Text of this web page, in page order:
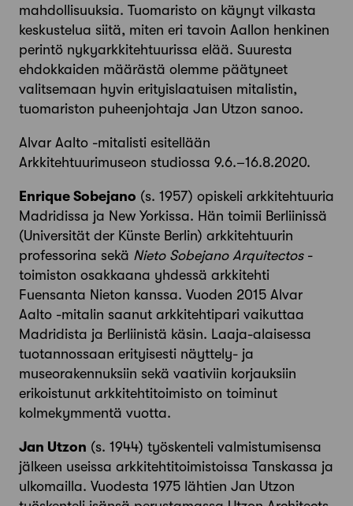
mahdollisuuksia. Tuomaristo on käynyt vilkasta
keskustelua siitä, miten eri tavoin Aallon henkinen
perintö nykyarkkitehtuurissa elää. Suuresta
ehdokkaiden määrästä olemme päätyneet
valitsemaan hyvin erityislaatuisen mitalistin,
tuomariston puheenjohtaja Jan Utzon sanoo.
Alvar Aalto -mitalisti esitellään
Arkkitehtuurimuseon studiossa 9.6.–16.8.2020.
Enrique Sobejano (s. 1957) opiskeli arkkitehtuuria
Madridissa ja New Yorkissa. Hän toimii Berliinissä
(Universität der Künste Berlin) arkkitehtuurin
professorina sekä Nieto Sobejano Arquitectos-
toimiston osakkaana yhdessä arkkitehti
Fuensanta Nieton kanssa. Vuoden 2015 Alvar
Aalto -mitalin saanut arkkitehtipari vaikuttaa
Madridista ja Berliinistä käsin. Laaja-alaisessa
tuotannossaan erityisesti näyttely- ja
museorakennuksiin sekä vaativiin korjauksiin
erikoistunut arkkitehtitoimisto on toiminut
kolmekymmentä vuotta.
Jan Utzon (s. 1944) työskenteli valmistumisensa
jälkeen useissa arkkitehtitoimistoissa Tanskassa ja
ulkomailla. Vuodesta 1975 lähtien Jan Utzon